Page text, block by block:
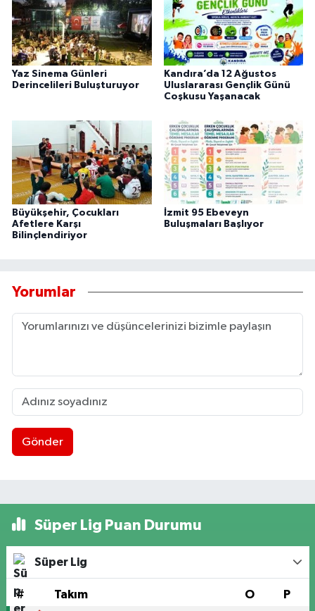
Yaz Sinema Günleri
Derincelileri Buluşturuyor
Kandıra’da 12 Ağustos
Uluslararası Gençlik Günü
Coşkusu Yaşanacak
Büyükşehir, Çocukları
Afetlere Karşı
Bilinçlendiriyor
İzmit 95 Ebeveyn
Buluşmaları Başlıyor
Yorumlar
Gönder
Süper Lig Puan Durumu
Süper Lig
# Takım O P